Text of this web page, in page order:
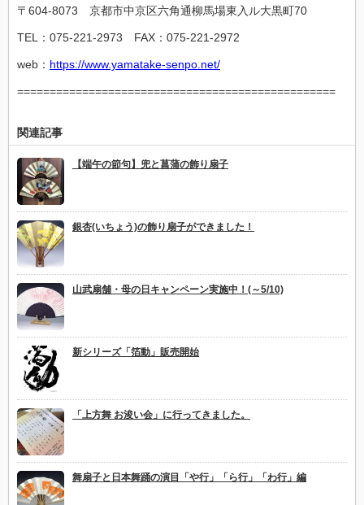
〒604-8073 京都市中京区六角通柳馬場東入ル大黒町70
TEL：075-221-2973 FAX：075-221-2972
web： https://www.yamatake-senpo.net/
=================================================
関連記事
【端午の節句】兜と菖蒲の飾り扇子
銀杏(いちょう)の飾り扇子ができました！
山武扇舗・母の日キャンペーン実施中！(～5/10)
新シリーズ「箔動」販売開始
「上方舞 お浚い会」に行ってきました。
舞扇子と日本舞踊の演目「や行」「ら行」「わ行」編